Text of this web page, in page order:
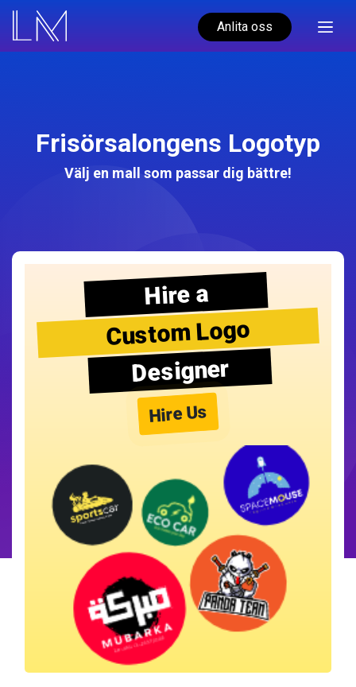
Anlita oss
Frisörsalongens Logotyp
Välj en mall som passar dig bättre!
Hire a
Custom Logo
Designer
Hire Us